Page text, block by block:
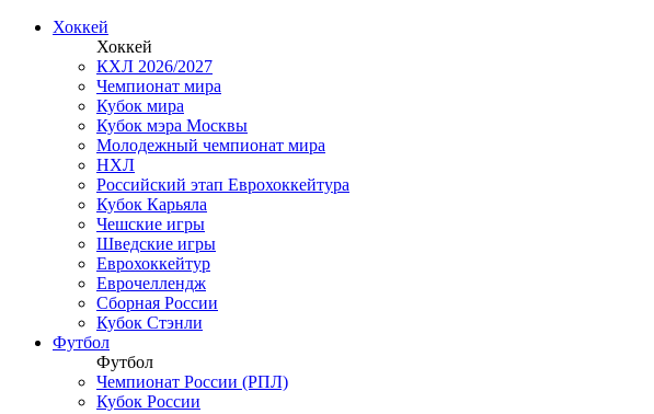
Хоккей
Хоккей
КХЛ 2026/2027
Чемпионат мира
Кубок мира
Кубок мэра Москвы
Молодежный чемпионат мира
НХЛ
Российский этап Еврохоккейтура
Кубок Карьяла
Чешские игры
Шведские игры
Еврохоккейтур
Еврочеллендж
Сборная России
Кубок Стэнли
Футбол
Футбол
Чемпионат России (РПЛ)
Кубок России